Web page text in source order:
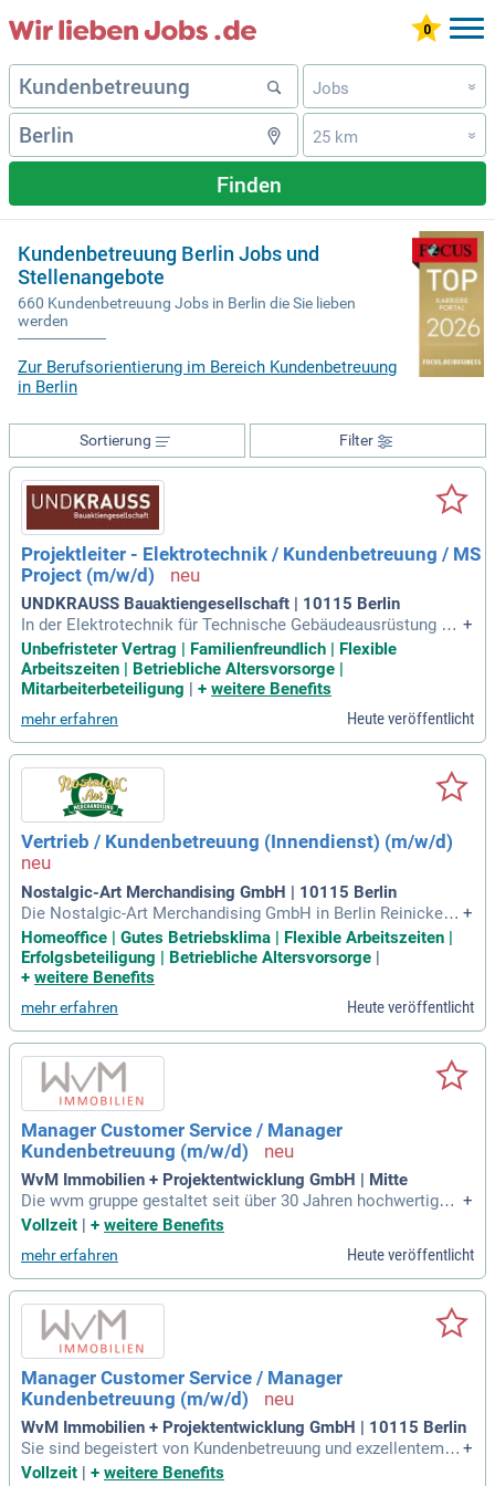
Jobs »
25 km »
Finden
Kundenbetreuung Berlin Jobs und
Stellenangebote
660 Kundenbetreuung Jobs in Berlin die Sie lieben
werden
Zur Berufsorientierung im Bereich Kundenbetreuung
in Berlin
Filter
Sortierung
Projektleiter - Elektrotechnik / Kundenbetreuung / MS
Project (m/w/d)
UNDKRAUSS Bauaktiengesellschaft | 10115 Berlin
In der Elektrotechnik für Technische Gebäudeausrüstung wi
ckeln Sie eigenständig Aufträge als Teil von Generalüberneh
merleistungen ab. Sie sind verantwortlich für die Auftragsvo
rbereitung, Abwicklung, Revision und Dokumentation. Zude
besondere im Stark- und Schwachstrombereich. Ihre Aufgab
en umfassen die Steuerung von Bauleitenden, Monteur:inne
n und die Materialdisposition. Zudem koordinieren und kont
rollieren Sie Nachunternehmer:innen und Lieferant:innen. Mi
t mehrjähriger Berufserfahrung und idealerweise ersten Führ
ungserfahrungen bringen Sie eine hohe Dienstleistungsorien
tierung, Kontaktfreudigkeit und Teamfähigkeit mit.
+
Unbefristeter Vertrag | Familienfreundlich | Flexible
Arbeitszeiten | Betriebliche Altersvorsorge |
Mitarbeiterbeteiligung
+ weitere Benefits
mehr erfahren Heute veröffentlicht
Vertrieb / Kundenbetreuung (Innendienst) (m/w/d)
Nostalgic-Art Merchandising GmbH | 10115 Berlin
Die Nostalgic-Art Merchandising GmbH in Berlin Reinickend
orf sucht Verstärkung im Vertrieb und in der Kundenbetreuu
ng (d/m/w). Wir gestalten und vertreiben nostalgiereiche Ge
schenk- und Deko-Artikel in Deutschland und über 50 Lände
Handelskollektion. Darüber hinaus entwickeln wir individuel
le Merchandising-Produkte und Werbemittelkonzepte für Ma
rkenfirmen. Unser multikulturelles Team zeichnet sich durch
flache Hierarchien und klare Kommunikation aus. Wir legen
großen Wert auf Zusammenarbeit im Büro, was unsere Unte
rnehmens- und Teamkultur prägt.
+
Homeoffice | Gutes Betriebsklima | Flexible Arbeitszeiten |
Erfolgsbeteiligung | Betriebliche Altersvorsorge |
+ weitere Benefits
mehr erfahren Heute veröffentlicht
Manager Customer Service / Manager
Kundenbetreuung (m/w/d)
WvM Immobilien + Projektentwicklung GmbH | Mitte
Die wvm gruppe gestaltet seit über 30 Jahren hochwertige,
nachhaltige Wohnprojekte in Köln und Berlin. Mit einer stabi
nende Entwicklungsmöglichkeiten in einem wachsenden U
mfeld. Bewerben Sie sich jetzt!
+
Vollzeit | + weitere Benefits
mehr erfahren Heute veröffentlicht
Manager Customer Service / Manager
Kundenbetreuung (m/w/d)
WvM Immobilien + Projektentwicklung GmbH | 10115 Berlin
Sie sind begeistert von Kundenbetreuung und exzellentem S
ervice? Ihre stetige Kommunikation auf Deutsch und Englis
+
Vollzeit
+ weitere Benefits